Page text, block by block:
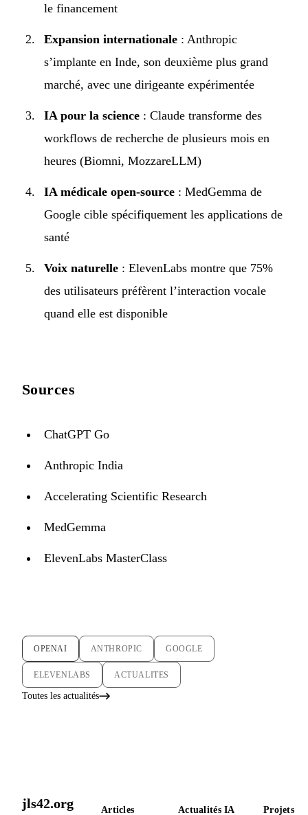
le financement
Expansion internationale : Anthropic
s’implante en Inde, son deuxième plus grand
marché, avec une dirigeante expérimentée
IA pour la science : Claude transforme des
workflows de recherche de plusieurs mois en
heures (Biomni, MozzareLLM)
IA médicale open-source : MedGemma de
Google cible spécifiquement les applications de
santé
Voix naturelle : ElevenLabs montre que 75%
des utilisateurs préfèrent l’interaction vocale
quand elle est disponible
Sources
ChatGPT Go
Anthropic India
Accelerating Scientific Research
MedGemma
ElevenLabs MasterClass
OPENAI ANTHROPIC GOOGLE
ELEVENLABS ACTUALITES
Toutes les actualités
jls42.org Articles Actualités IA Projets